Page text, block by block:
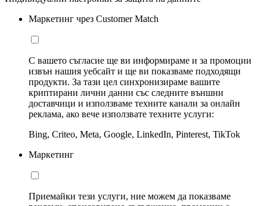
Маркетинг чрез Customer Match
С вашето съгласие ще ви информираме и за промоции
извън нашия уебсайт и ще ви показваме подходящи
продукти. За тази цел синхронизираме вашите
криптирани лични данни със следните външни
доставчици и използваме техните канали за онлайн
реклама, ако вече използвате техните услуги:
Bing, Criteo, Meta, Google, LinkedIn, Pinterest, TikTok
Маркетинг
Приемайки тези услуги, ние можем да показваме